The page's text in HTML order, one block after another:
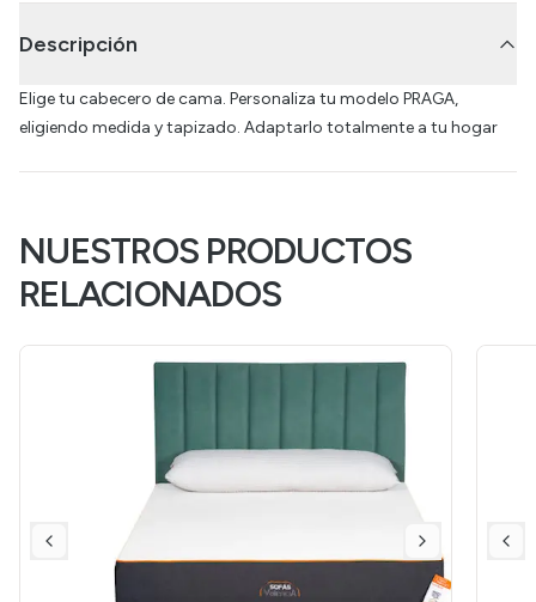
Descripción
Elige tu cabecero de cama. Personaliza tu modelo PRAGA,
eligiendo medida y tapizado. Adaptarlo totalmente a tu hogar
NUESTROS PRODUCTOS
RELACIONADOS